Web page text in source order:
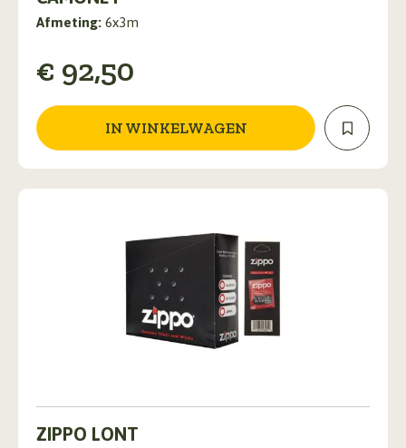
Afmeting: 6x3m
€ 92,50
IN WINKELWAGEN
ZIPPO LONT